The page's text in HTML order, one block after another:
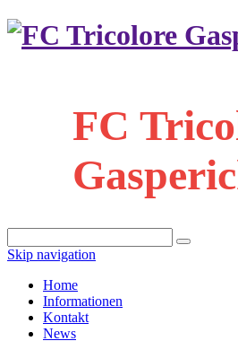
FC
Skip navigation
Home
Informationen
Kontakt
News